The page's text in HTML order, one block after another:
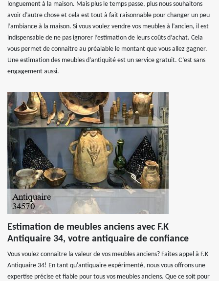
longuement à la maison. Mais plus le temps passe, plus nous souhaitons
avoir d’autre chose et cela est tout à fait raisonnable pour changer un peu
l’ambiance à la maison. Si vous voulez vendre vos meubles à l’ancien, il est
indispensable de ne pas ignorer l’estimation de leurs coûts d’achat. Cela
vous permet de connaitre au préalable le montant que vous allez gagner.
Une estimation des meubles d’antiquité est un service gratuit. C’est sans
engagement aussi.
Estimation de meubles anciens avec F.K
Antiquaire 34, votre antiquaire de confiance
Vous voulez connaitre la valeur de vos meubles anciens? Faites appel à F.K
Antiquaire 34! En tant qu'antiquaire expérimenté, nous vous offrons une
expertise précise et fiable pour tous vos meubles anciens. Que ce soit pour